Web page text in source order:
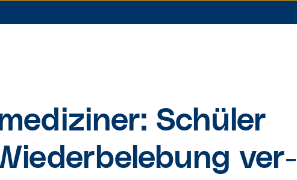
Schüler
ver­